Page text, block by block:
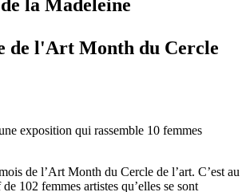
la Madeleine
de l'Art Month du Cercle
exposition qui rassemble 10 femmes
de l’Art Month du Cercle de l’art. C’est au
102 femmes artistes qu’elles se sont